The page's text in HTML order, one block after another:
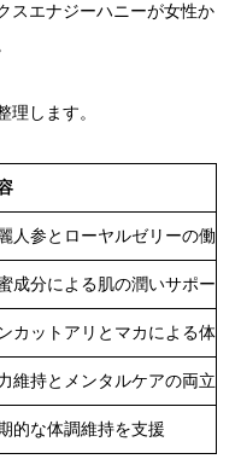
スエナジーハニーが女性か
理します。
人参とローヤルゼリーの働き
成分による肌の潤いサポート
カットアリとマカによる体力
維持とメンタルケアの両立
的な体調維持を支援